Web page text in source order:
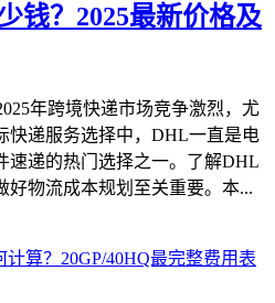
钱？2025最新价格及
年跨境快递市场竞争激烈，尤
快递服务选择中，DHL一直是电
速递的热门选择之一。了解DHL
好物流成本规划至关重要。本...